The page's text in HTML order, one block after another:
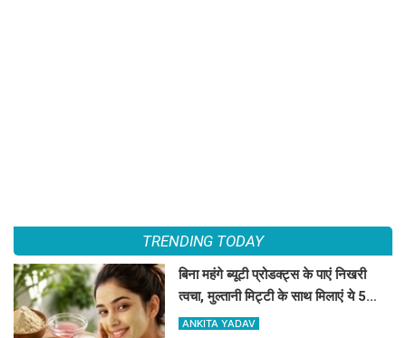
TRENDING TODAY
बिना महंगे ब्यूटी प्रोडक्ट्स के पाएं निखरी
त्वचा, मुल्तानी मिट्टी के साथ मिलाएं ये 5
चीजें, त्वचा दिखेगी दमकती
ANKITA YADAV